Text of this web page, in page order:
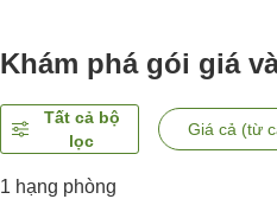
Khám phá gói giá
Tất cả bộ
lọc
Giá cả (từ
1 hạng phòng